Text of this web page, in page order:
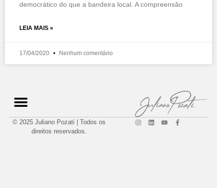
democrático do que a bandeira local. A compreensão
LEIA MAIS »
17/04/2020 Nenhum comentário
© 2025 Juliano Pozati | Todos os
direitos reservados.